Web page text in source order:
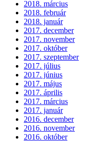
2018. március
2018. február
2018. január
2017. december
2017. november
2017. október
2017. szeptember
2017. július
2017. június
2017. május
2017. április
2017. március
2017. január
2016. december
2016. november
2016. október